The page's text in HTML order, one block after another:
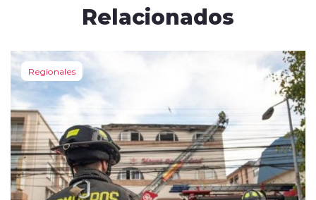
Relacionados
Regionales